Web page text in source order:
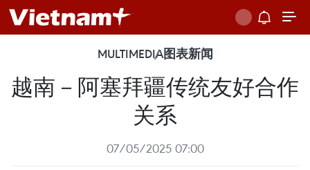
MULTIMEDIA图表新闻
越南－阿塞拜疆传统友好合作
关系
07/05/2025 07:00